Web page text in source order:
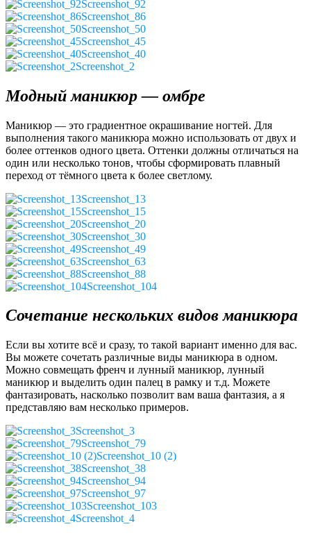
Screenshot_92
Screenshot_86
Screenshot_50
Screenshot_45
Screenshot_40
Screenshot_2
Модный маникюр — омбре
Маникюр — это градиентное окрашивание ногтей. Для
выполнения такого маникюра можно использовать от двух и
более оттенков одного цвета. Оттенки должны отличаться на
один или несколько тонов, чтобы сформировать плавный
переход от тёмного цвета к более светлому.
Screenshot_13
Screenshot_15
Screenshot_20
Screenshot_30
Screenshot_49
Screenshot_63
Screenshot_88
Screenshot_104
Сочетание нескольких видов маникюра
Если вы хотите всё и сразу, то такой вариант именно для вас.
Вы можете сочетать различные виды маникюра в одном.
Можно совмещать френч и лунный маникюр, лунный
маникюр и выделить один палец в рамку и т.д. Можете
фантазировать, насколько позволит вам ваша фантазия, а я
представляю вам несколько примеров.
Screenshot_3
Screenshot_79
Screenshot_10 (2)
Screenshot_38
Screenshot_94
Screenshot_97
Screenshot_103
Screenshot_4